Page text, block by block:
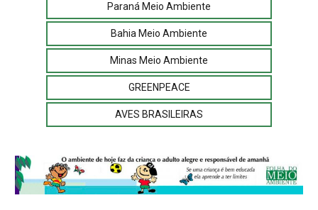
Paraná Meio Ambiente
Bahia Meio Ambiente
Minas Meio Ambiente
GREENPEACE
AVES BRASILEIRAS